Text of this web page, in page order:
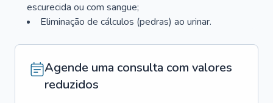
escurecida ou com sangue;
Eliminação de cálculos (pedras) ao urinar.
Agende uma consulta com valores
reduzidos